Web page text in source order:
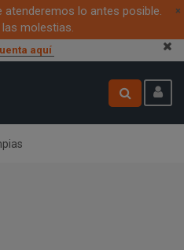
lo antes posible.
molestias.
×
aquí